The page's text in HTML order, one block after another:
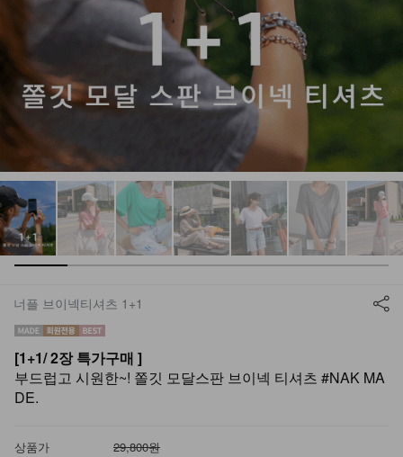
너플 브이넥티셔츠 1+1
[1+1/ 2장 특가구매 ]
부드럽고 시원한~! 쫄깃 모달스판 브이넥 티셔츠 #NAK MA
DE.
상품가
29,800원